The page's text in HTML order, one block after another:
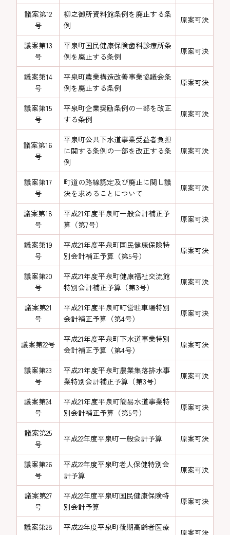
議案第12
号
柳之御所資料館条例を廃止する条
例
原案可決
議案第13
号
平泉町国民健康保険歯科診療所条
例を廃止する条例
原案可決
議案第14
号
平泉町農業構造改善事業協議会条
例を廃止する条例
原案可決
議案第15
号
平泉町企業奨励条例の一部を改正
する条例
原案可決
議案第16
号
平泉町公共下水道事業受益者負担
に関する条例の一部を改正する条
例
原案可決
議案第17
号
町道の路線認定及び廃止に関し議
決を求めることについて
原案可決
議案第18
号
平成21年度平泉町一般会計補正予
算（第7号）
原案可決
議案第19
号
平成21年度平泉町国民健康保険特
別会計補正予算（第5号）
原案可決
議案第20
号
平成21年度平泉町健康福祉交流館
特別会計補正予算（第3号）
原案可決
議案第21
号
平成21年度平泉町町営駐車場特別
会計補正予算（第4号）
原案可決
議案第22号
平成21年度平泉町下水道事業特別
会計補正予算（第4号）
原案可決
議案第23
号
平成21年度平泉町農業集落排水事
業特別会計補正予算（第3号）
原案可決
議案第24
号
平成21年度平泉町簡易水道事業特
別会計補正予算（第5号）
原案可決
議案第25
号
平成22年度平泉町一般会計予算 原案可決
議案第26
号
平成22年度平泉町老人保健特別会
計予算
原案可決
議案第27
号
平成22年度平泉町国民健康保険特
別会計予算
原案可決
議案第28
平成22年度平泉町後期高齢者医療
原案可決